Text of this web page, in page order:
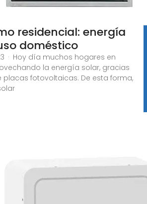
residencial: energía
doméstico
· Hoy día muchos hogares en
la energía solar, gracias
placas fotovoltaicas. De esta forma,